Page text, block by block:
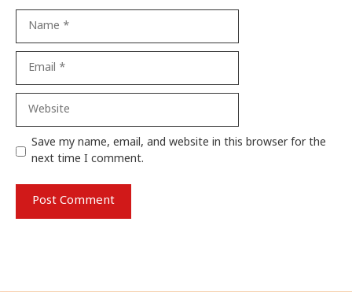
Website
Save my name, email, and website in this browser for the
next time I comment.